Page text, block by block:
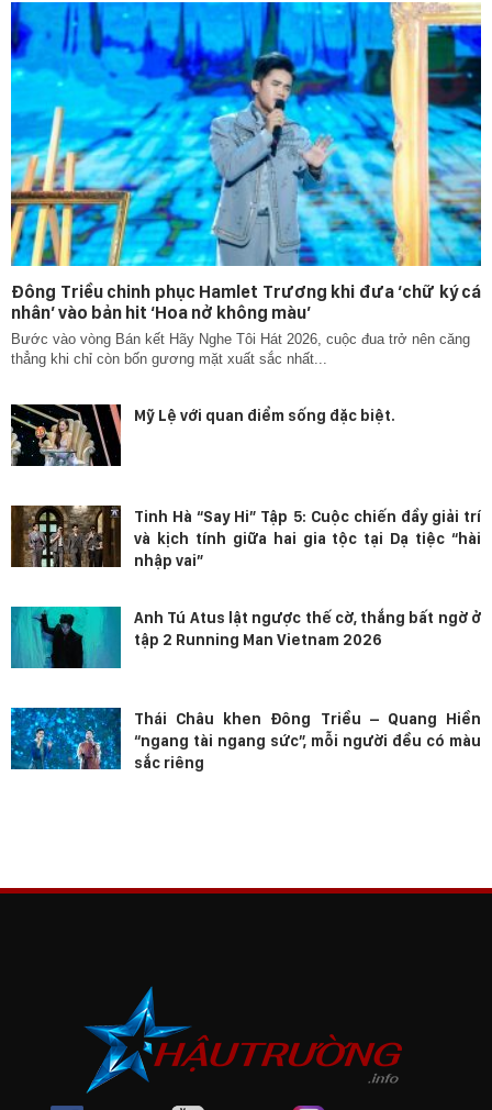
Đông Triều chinh phục Hamlet Trương khi đưa ‘chữ ký cá
nhân’ vào bản hit ‘Hoa nở không màu’
Bước vào vòng Bán kết Hãy Nghe Tôi Hát 2026, cuộc đua trở nên căng
thẳng khi chỉ còn bốn gương mặt xuất sắc nhất...
Mỹ Lệ với quan điểm sống đặc biệt.
Tinh Hà “Say Hi” Tập 5: Cuộc chiến đầy giải trí
và kịch tính giữa hai gia tộc tại Dạ tiệc “hài
nhập vai”
Anh Tú Atus lật ngược thế cờ, thắng bất ngờ ở
tập 2 Running Man Vietnam 2026
Thái Châu khen Đông Triều – Quang Hiền
“ngang tài ngang sức”, mỗi người đều có màu
sắc riêng